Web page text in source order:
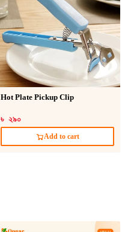
Hot Plate Pickup Clip
৳ ২৯০
Add to cart